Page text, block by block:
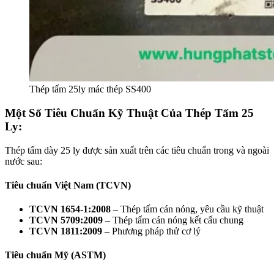
Thép tấm 25ly mác thép SS400
Một Số Tiêu Chuẩn Kỹ Thuật Của Thép Tấm 25
Ly:
Thép tấm dày 25 ly được sản xuất trên các tiêu chuẩn trong và ngoài
nước sau:
Tiêu chuẩn Việt Nam (TCVN)
TCVN 1654-1:2008 – Thép tấm cán nóng, yêu cầu kỹ thuật
TCVN 5709:2009 – Thép tấm cán nóng kết cấu chung
TCVN 1811:2009 – Phương pháp thử cơ lý
Tiêu chuẩn Mỹ (ASTM)